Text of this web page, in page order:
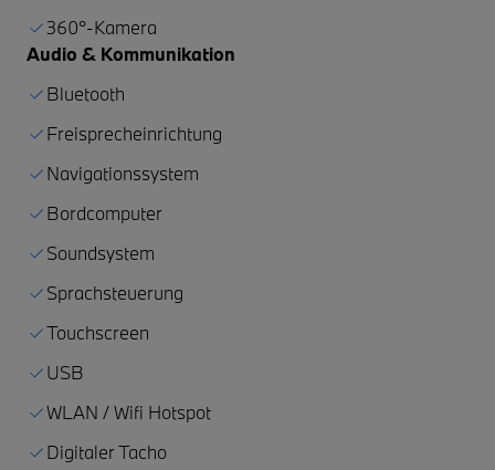
360°-Kamera
Audio & Kommunikation
Bluetooth
Freisprecheinrichtung
Navigationssystem
Bordcomputer
Soundsystem
Sprachsteuerung
Touchscreen
USB
WLAN / Wifi Hotspot
Digitaler Tacho